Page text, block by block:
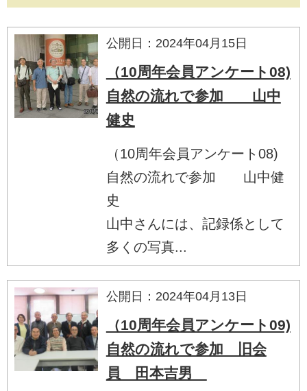
公開日：2024年04月15日
（10周年会員アンケート08)
自然の流れで参加 山中
健史
（10周年会員アンケート08)
自然の流れで参加 山中健
史
山中さんには、記録係として
多くの写真...
公開日：2024年04月13日
（10周年会員アンケート09)
自然の流れで参加 旧会
員 田本吉男